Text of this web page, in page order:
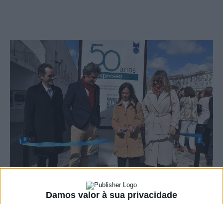
Damos valor à sua privacidade
Foi inaugurada ao final da manhã de quinta-feira, dia 23,